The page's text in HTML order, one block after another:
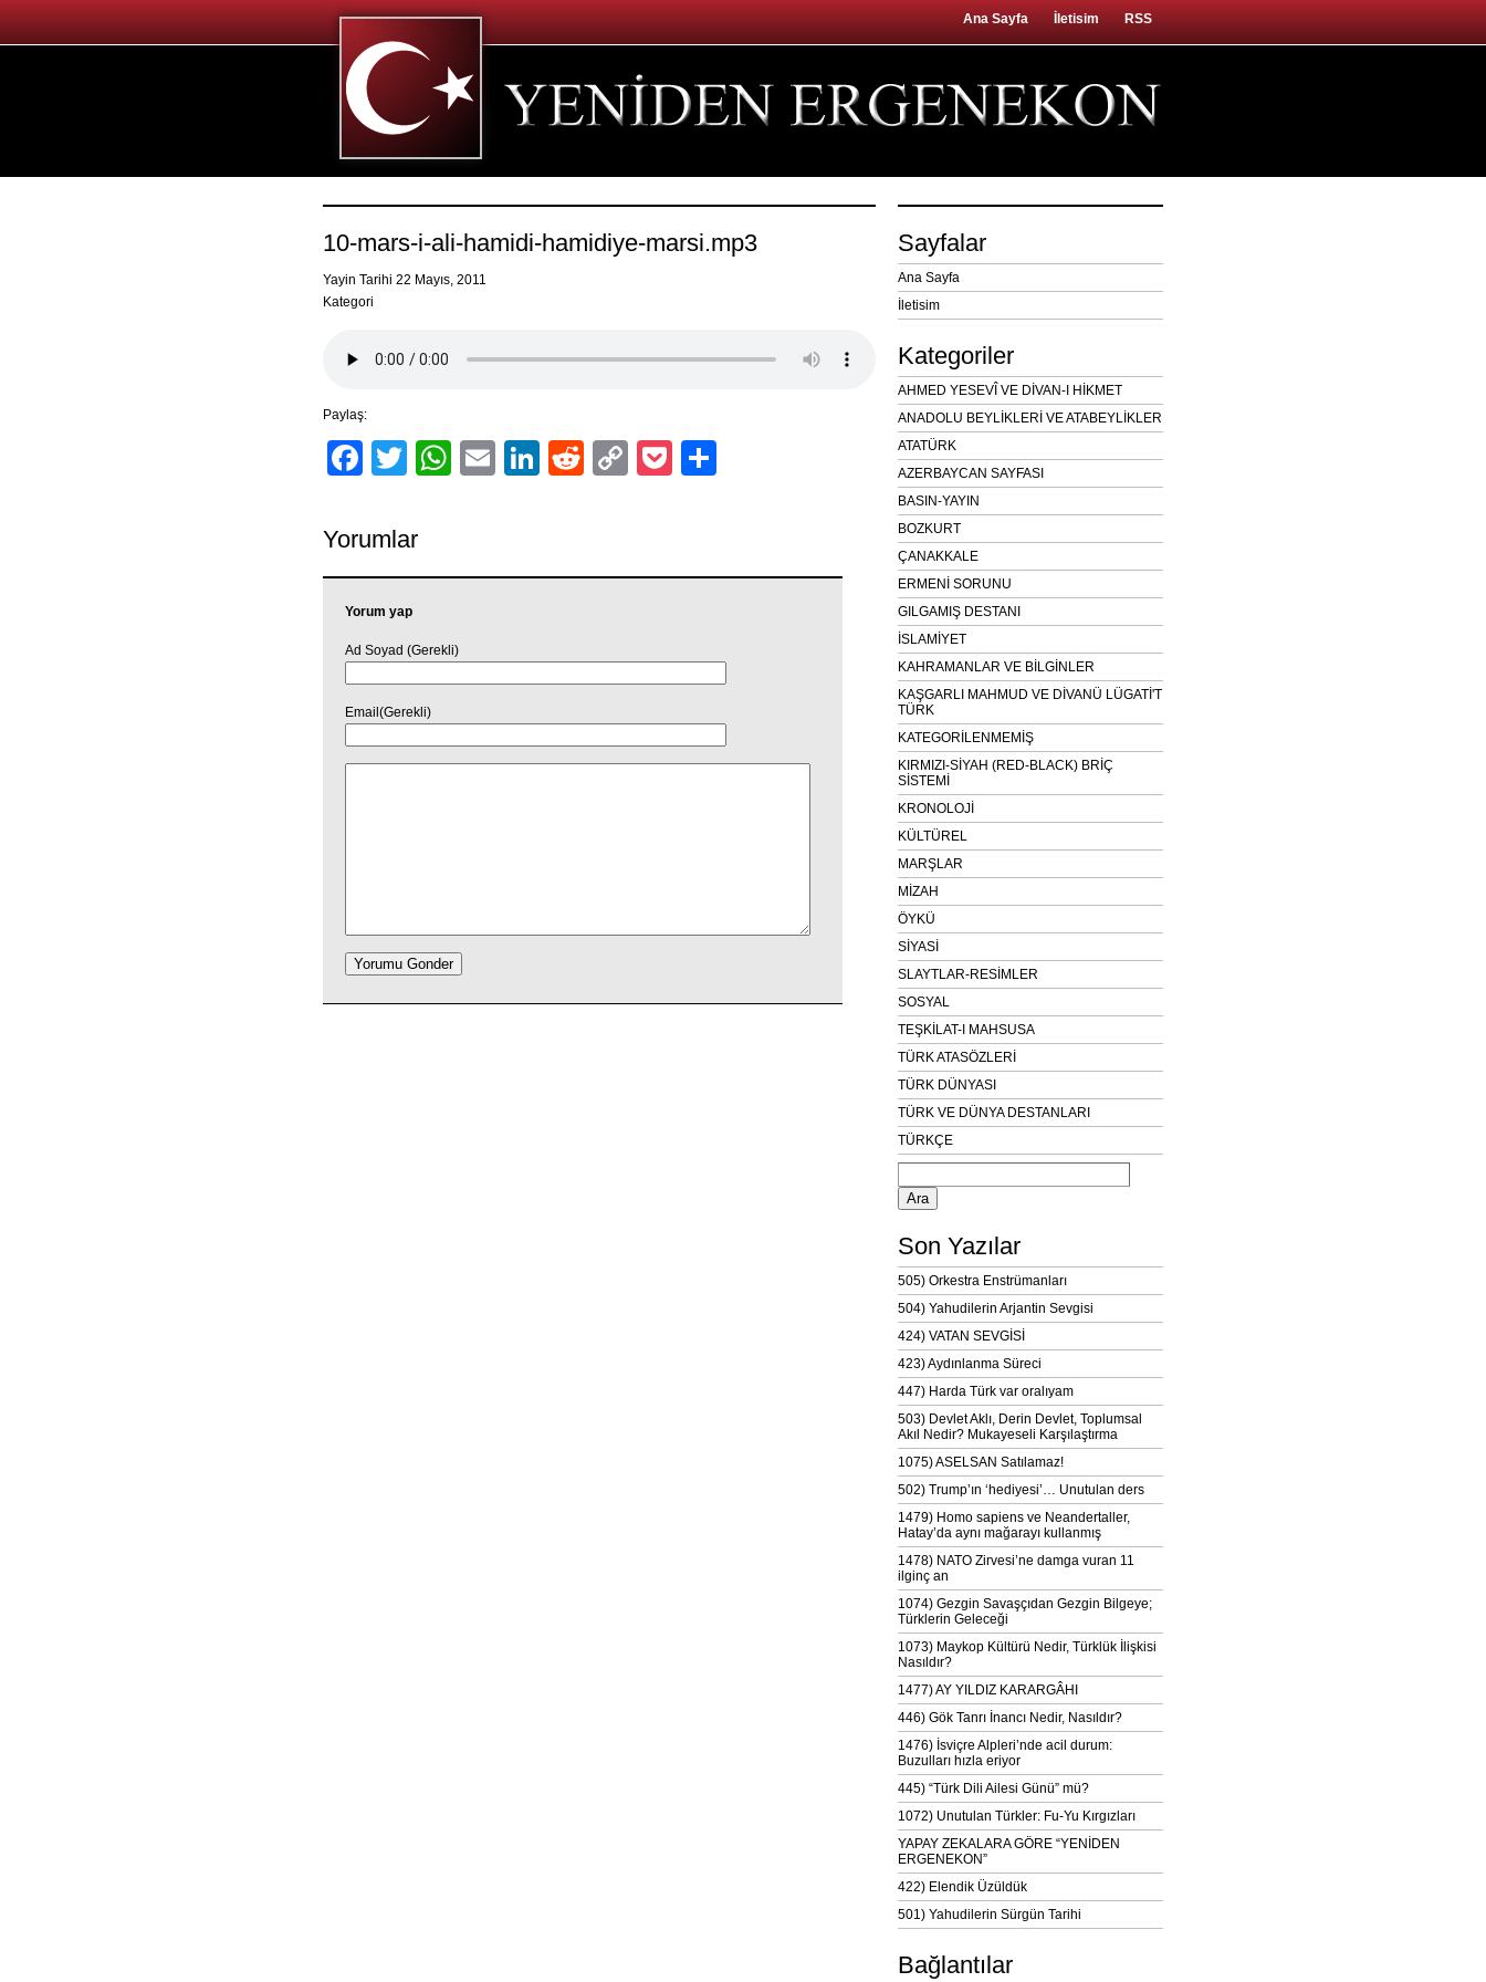
Ana Sayfa İletisim RSS
10-mars-i-ali-hamidi-hamidiye-marsi.mp3
Yayin Tarihi 22 Mayıs, 2011
Kategori
Paylaş:
Facebook
TwitterWhatsApp
EmailLinkedIn
RedditCopyPocket
Yorumlar
Yorum yap
Ad Soyad (Gerekli)
Email(Gerekli)
Sayfalar
Ana Sayfa
İletisim
Kategoriler
AHMED YESEVÎ VE DİVAN-I HİKMET
ANADOLU BEYLİKLERİ VE ATABEYLİKLER
ATATÜRK
AZERBAYCAN SAYFASI
BASIN-YAYIN
BOZKURT
ÇANAKKALE
ERMENİ SORUNU
GILGAMIŞ DESTANI
İSLAMİYET
KAHRAMANLAR VE BİLGİNLER
KAŞGARLI MAHMUD VE DİVANÜ LÜGATİ'T
TÜRK
KATEGORİLENMEMİŞ
KIRMIZI-SİYAH (RED-BLACK) BRİÇ
SİSTEMİ
KRONOLOJİ
KÜLTÜREL
MARŞLAR
MİZAH
ÖYKÜ
SİYASİ
SLAYTLAR-RESİMLER
SOSYAL
TEŞKİLAT-I MAHSUSA
TÜRK ATASÖZLERİ
TÜRK DÜNYASI
TÜRK VE DÜNYA DESTANLARI
TÜRKÇE
Arama:
Son Yazılar
505) Orkestra Enstrümanları
504) Yahudilerin Arjantin Sevgisi
424) VATAN SEVGİSİ
423) Aydınlanma Süreci
447) Harda Türk var oralıyam
503) Devlet Aklı, Derin Devlet, Toplumsal
Akıl Nedir? Mukayeseli Karşılaştırma
1075) ASELSAN Satılamaz!
502) Trump’ın ‘hediyesi’… Unutulan ders
1479) Homo sapiens ve Neandertaller,
Hatay’da aynı mağarayı kullanmış
1478) NATO Zirvesi’ne damga vuran 11
ilginç an
1074) Gezgin Savaşçıdan Gezgin Bilgeye;
Türklerin Geleceği
1073) Maykop Kültürü Nedir, Türklük İlişkisi
Nasıldır?
1477) AY YILDIZ KARARGÂHI
446) Gök Tanrı İnancı Nedir, Nasıldır?
1476) İsviçre Alpleri’nde acil durum:
Buzulları hızla eriyor
445) “Türk Dili Ailesi Günü” mü?
1072) Unutulan Türkler: Fu-Yu Kırgızları
YAPAY ZEKALARA GÖRE “YENİDEN
ERGENEKON”
422) Elendik Üzüldük
501) Yahudilerin Sürgün Tarihi
Bağlantılar